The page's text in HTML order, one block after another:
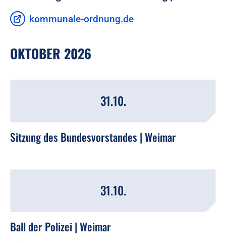
kommunale-ordnung.de
OKTOBER 2026
31.10.
Sitzung des Bundesvorstandes | Weimar
31.10.
Ball der Polizei | Weimar